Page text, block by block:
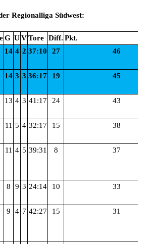
Regionalliga Südwest:
G UVTore Diff. Pkt.
14 4 2 37:10 27 46
14 3 3 36:17 19 45
13 4 3 41:17 24 43
11 5 4 32:17 15 38
11 4 5 39:31 8 37
8 9 3 24:14 10 33
9 4 7 42:27 15 31